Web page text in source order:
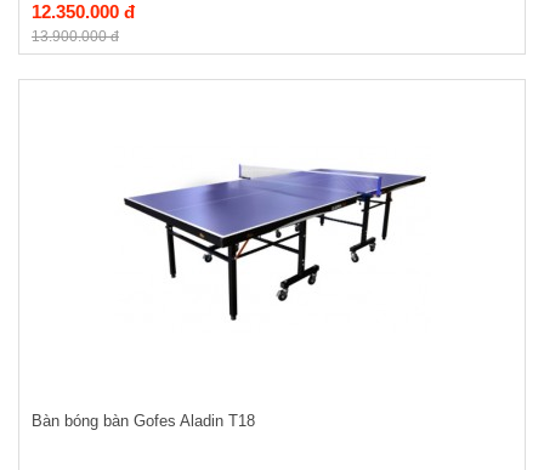
12.350.000 đ
13.900.000 đ
Bàn bóng bàn Gofes Aladin T18